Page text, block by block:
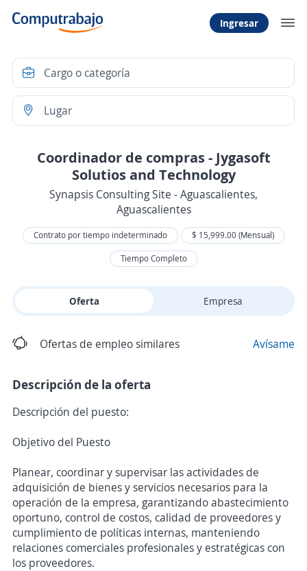
Ingresar
Coordinador de compras - Jygasoft
Solutios and Technology
Synapsis Consulting Site - Aguascalientes,
Aguascalientes
Contrato por tiempo indeterminado
$ 15,999.00 (Mensual)
Tiempo Completo
Oferta Empresa
Ofertas de empleo similares Avísame
Descripción de la oferta
Descripción del puesto:
Objetivo del Puesto
Planear, coordinar y supervisar las actividades de
adquisición de bienes y servicios necesarios para la
operación de la empresa, garantizando abastecimiento
oportuno, control de costos, calidad de proveedores y
cumplimiento de políticas internas, manteniendo
relaciones comerciales profesionales y estratégicas con
los proveedores.